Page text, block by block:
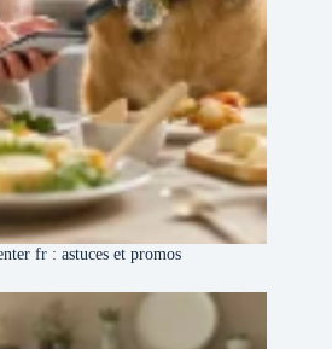
fr : astuces et promos